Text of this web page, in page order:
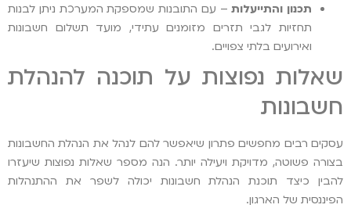
תכנון והתייעלות– עם התובנות שמספקת המערכת ניתן לבנות
תחזיות לגבי תזרים מזומנים עתידי, מועד תשלום חשבונות
ואירועים בלתי צפויים.
שאלות נפוצות על תוכנה להנהלת
חשבונות
עסקים רבים מחפשים פתרון שיאפשר להם לנהל את הנהלת החשבונות
בצורה פשוטה, מדויקת ויעילה יותר. הנה מספר שאלות נפוצות שיעזרו
להבין כיצד תוכנת הנהלת חשבונות יכולה לשפר את ההתנהלות
הפיננסית של הארגון.